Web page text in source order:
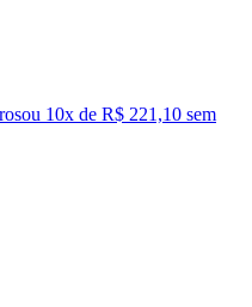
ou 10x de R$ 221,10 sem